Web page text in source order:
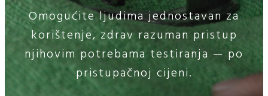
Omogućite ljudima jednostavan za
korištenje, zdrav razuman pristup
njihovim potrebama testiranja — po
pristupačnoj cijeni.